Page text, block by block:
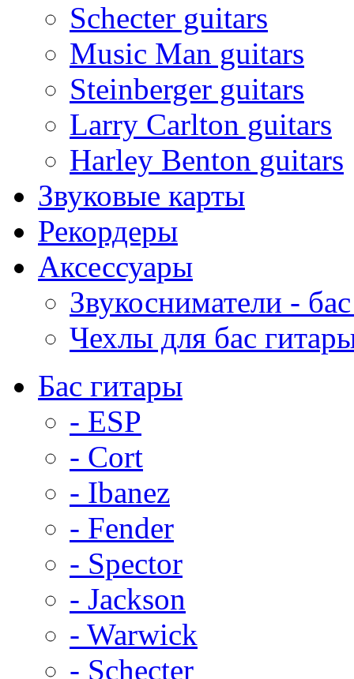
Schecter guitars
Music Man guitars
Steinberger guitars
Larry Carlton guitars
Harley Benton guitars
Звуковые карты
Рекордеры
Аксессуары
Звукосниматели -
Чехлы для бас
Бас гитары
- ESP
- Cort
- Ibanez
- Fender
- Spector
- Jackson
- Warwick
- Schecter